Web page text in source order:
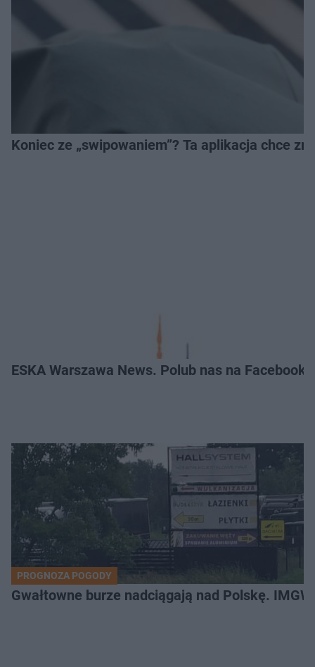
Koniec ze „swipowaniem”? Ta aplikacja chce
ESKA Warszawa News. Polub nas na
PROGNOZA POGODY
Gwałtowne burze nadciągają nad Polskę.